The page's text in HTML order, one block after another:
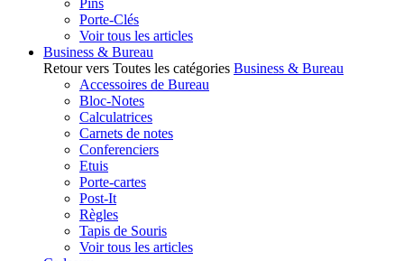
Pins
Porte-Clés
Voir tous les articles
Business & Bureau
Retour vers Toutes les catégories Business & Bureau
Accessoires de Bureau
Bloc-Notes
Calculatrices
Carnets de notes
Conferenciers
Etuis
Porte-cartes
Post-It
Règles
Tapis de Souris
Voir tous les articles